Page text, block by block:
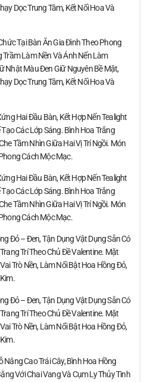
Dọc Trung Tâm, Kết Nối Hoa Và
Tại Bàn Ăn Gia Đình Theo Phong
Trầm Làm Nền Và Ánh Nến Làm
Nhật Màu Đen Giữ Nguyên Bề Mặt,
Dọc Trung Tâm, Kết Nối Hoa Và
Hai Đầu Bàn, Kết Hợp Nến Tealight
Các Lớp Sáng. Bình Hoa Trắng
Tầm Nhìn Giữa Hai Vị Trí Ngồi. Món
Cách Mộc Mạc.
Hai Đầu Bàn, Kết Hợp Nến Tealight
Các Lớp Sáng. Bình Hoa Trắng
Tầm Nhìn Giữa Hai Vị Trí Ngồi. Món
Cách Mộc Mạc.
Đỏ – Đen, Tận Dụng Vật Dụng Sẵn Có
Trí Theo Chủ Đề Valentine. Mặt
Trò Nền, Làm Nổi Bật Hoa Hồng Đỏ,
Đỏ – Đen, Tận Dụng Vật Dụng Sẵn Có
Trí Theo Chủ Đề Valentine. Mặt
Trò Nền, Làm Nổi Bật Hoa Hồng Đỏ,
Cao Trái Cây, Bình Hoa Hồng
Với Chai Vang Và Cụm Ly Thủy Tinh